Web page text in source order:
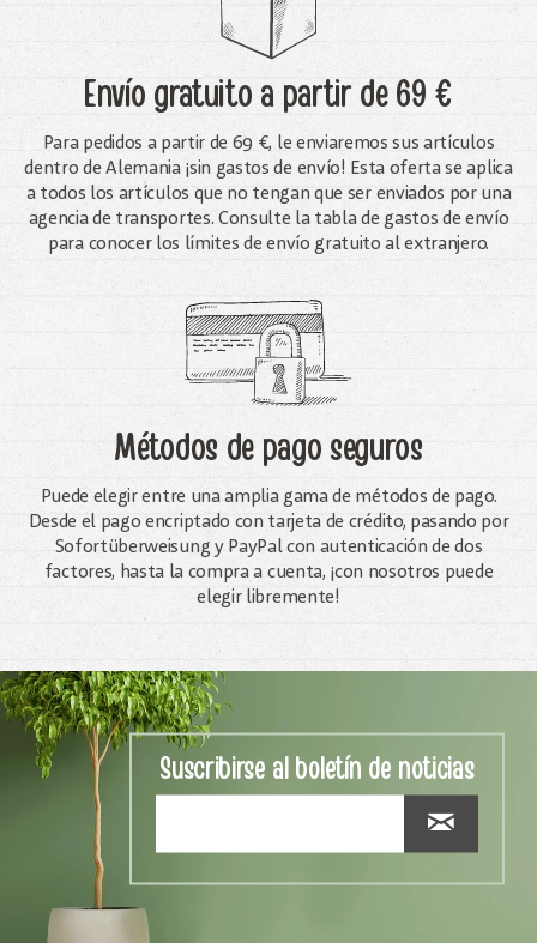
Envío gratuitoa partir de 69 €
Para pedidos a partir de 69 €, le enviaremos sus artículos
dentro de Alemania ¡sin gastos de envío! Esta oferta se aplica
a todos los artículos que no tengan que ser enviados por una
agencia de transportes. Consulte la tabla de gastos de envío
para conocer los límites de envío gratuito al extranjero.
Métodos de pago seguros
Puede elegir entre una amplia gama de métodos de pago.
Desde el pago encriptado con tarjeta de crédito, pasando por
Sofortüberweisung y PayPal con autenticación de dos
factores, hasta la compra a cuenta, ¡con nosotros puede
elegir libremente!
Suscribirse al boletín de noticias